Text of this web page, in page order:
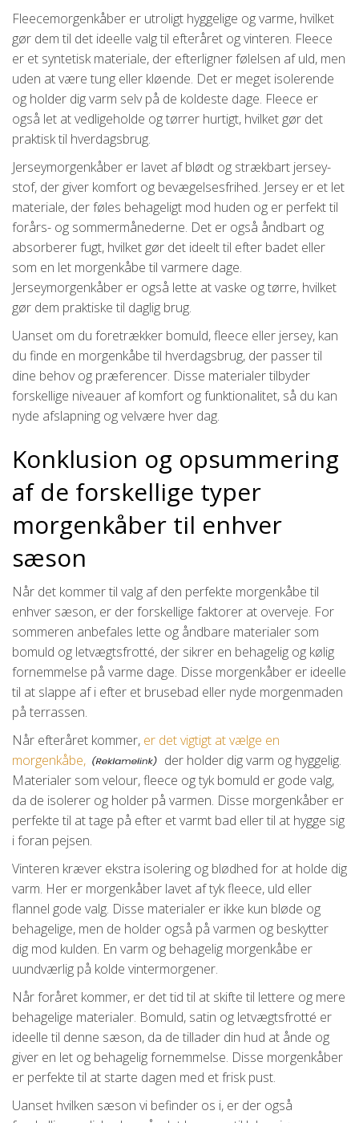
Fleecemorgenkåber er utroligt hyggelige og varme, hvilket
gør dem til det ideelle valg til efteråret og vinteren. Fleece
er et syntetisk materiale, der efterligner følelsen af ​​uld, men
uden at være tung eller kløende. Det er meget isolerende
og holder dig varm selv på de koldeste dage. Fleece er
også let at vedligeholde og tørrer hurtigt, hvilket gør det
praktisk til hverdagsbrug.
Jerseymorgenkåber er lavet af blødt og strækbart jersey-
stof, der giver komfort og bevægelsesfrihed. Jersey er et let
materiale, der føles behageligt mod huden og er perfekt til
forårs- og sommermånederne. Det er også åndbart og
absorberer fugt, hvilket gør det ideelt til efter badet eller
som en let morgenkåbe til varmere dage.
Jerseymorgenkåber er også lette at vaske og tørre, hvilket
gør dem praktiske til daglig brug.
Uanset om du foretrækker bomuld, fleece eller jersey, kan
du finde en morgenkåbe til hverdagsbrug, der passer til
dine behov og præferencer. Disse materialer tilbyder
forskellige niveauer af komfort og funktionalitet, så du kan
nyde afslapning og velvære hver dag.
Konklusion og opsummering
af de forskellige typer
morgenkåber til enhver
sæson
Når det kommer til valg af den perfekte morgenkåbe til
enhver sæson, er der forskellige faktorer at overveje. For
sommeren anbefales lette og åndbare materialer som
bomuld og letvægtsfrotté, der sikrer en behagelig og kølig
fornemmelse på varme dage. Disse morgenkåber er ideelle
til at slappe af i efter et brusebad eller nyde morgenmaden
på terrassen.
Når efteråret kommer, er det vigtigt at vælge en
morgenkåbe,
der holder dig varm og hyggelig.
Materialer som velour, fleece og tyk bomuld er gode valg,
da de isolerer og holder på varmen. Disse morgenkåber er
perfekte til at tage på efter et varmt bad eller til at hygge sig
i foran pejsen.
Vinteren kræver ekstra isolering og blødhed for at holde dig
varm. Her er morgenkåber lavet af tyk fleece, uld eller
flannel gode valg. Disse materialer er ikke kun bløde og
behagelige, men de holder også på varmen og beskytter
dig mod kulden. En varm og behagelig morgenkåbe er
uundværlig på kolde vintermorgener.
Når foråret kommer, er det tid til at skifte til lettere og mere
behagelige materialer. Bomuld, satin og letvægtsfrotté er
ideelle til denne sæson, da de tillader din hud at ånde og
giver en let og behagelig fornemmelse. Disse morgenkåber
er perfekte til at starte dagen med et frisk pust.
Uanset hvilken sæson vi befinder os i, er der også